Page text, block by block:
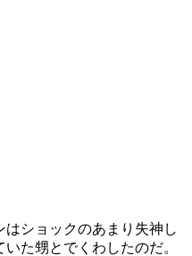
はショックのあまり失神し
た甥とでくわしたのだ。